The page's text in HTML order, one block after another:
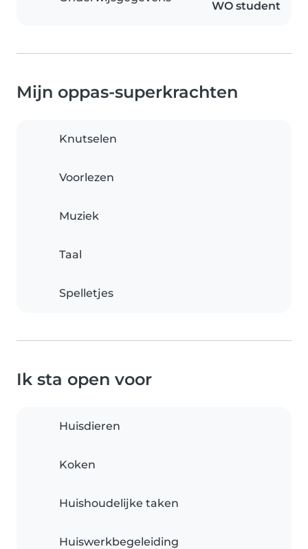
WO student
Mijn oppas-superkrachten
Knutselen
Voorlezen
Muziek
Taal
Spelletjes
Ik sta open voor
Huisdieren
Koken
Huishoudelijke taken
Huiswerkbegeleiding